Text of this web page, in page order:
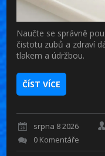
Naučte se správně
čistotu zubů a zdraví
tlakem a údržbou.
ČÍST VÍCE
srpna 8 2026
0 Komentáře